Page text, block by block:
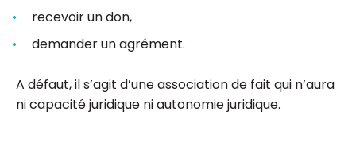
recevoir un don,
demander un agrément.
A défaut, il s’agit d’une association de fait qui n’aura
ni capacité juridique ni autonomie juridique.